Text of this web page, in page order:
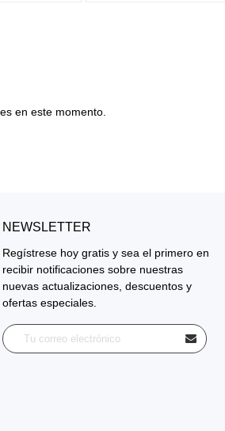
en este momento.
NEWSLETTER
Regístrese hoy gratis y sea el primero en
recibir notificaciones sobre nuestras
nuevas actualizaciones, descuentos y
ofertas especiales.